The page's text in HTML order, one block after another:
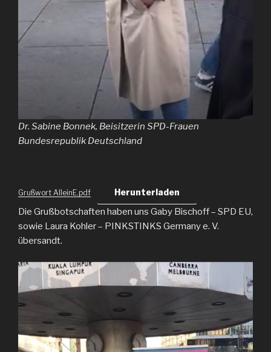
Dr. Sabine Bonnek, Beisitzerin SPD-Frauen
Bundesrepublik Deutschland
Grußwort AlleinE.pdf Herunterladen
Die Grußbotschaften haben uns Gaby Bischoff – SPD EU,
sowie Laura Kohler – PINKSTINKS Germany e. V.
übersandt.